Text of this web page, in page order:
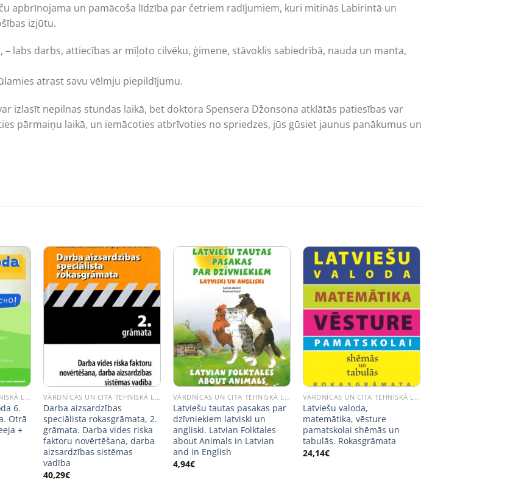
apbrīnojama un pamācoša līdzība par četriem radījumiem, kuri mitinās Labirintā un
izjūtu.
labs darbs, attiecības ar mīļoto cilvēku, ģimene, stāvoklis sabiedrībā, nauda un manta,
atrast savu vēlmju piepildījumu.
izlasīt nepilnas stundas laikā, bet doktora Spensera Džonsona atklātās patiesības var
pārmaiņu laikā, un iemācoties atbrīvoties no spriedzes, jūs gūsiet jaunus panākumus un
VĀRDNĪCAS UN CITA TEHNISKĀ LITERATŪRA
6.
Otrā
+
VĀRDNĪCAS UN CITA TEHNISKĀ LITERATŪRA
Darba aizsardzības
speciālista rokasgrāmata, 2.
grāmata. Darba vides riska
faktoru novērtēšana, darba
aizsardzības sistēmas
vadība
40,29€
VĀRDNĪCAS UN CITA TEHNISKĀ LITERATŪRA
Latviešu tautas pasakas par
dzīvniekiem latviski un
angliski. Latvian Folktales
about Animals in Latvian
and in English
4,94€
VĀRDNĪCAS UN CITA TEHNISKĀ LITERATŪRA
Latviešu valoda,
matemātika, vēsture
pamatskolai shēmās un
tabulās. Rokasgrāmata
24,14€